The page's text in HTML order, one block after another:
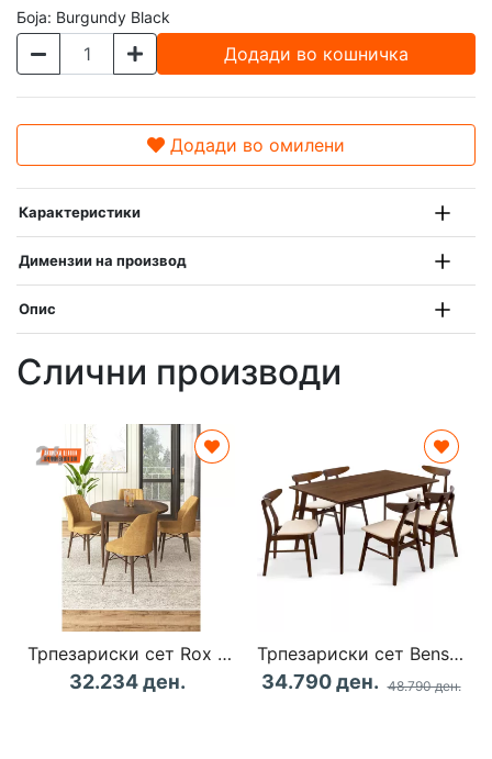
Боја: Burgundy Black
Додади во кошничка
Додади во омилени
Карактеристики
Димензии на производ
Опис
Слични производи
Трпезариски сет Rox - Baroque, Cappuccino
32.234 ден.
Трпезариски сет Benson - Orlean 7 парчиња 150x90x75см во Орев - беж ткаенина
34.790 ден. 48.790 ден.